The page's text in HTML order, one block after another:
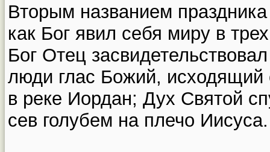
Вторым названием
как Бог явил себя миру в
Бог Отец
люди глас Божий, исходящий
в реке Иордан; Дух Святой
сев голубем на плечо Иисуса.